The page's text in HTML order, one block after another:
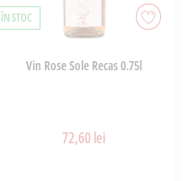
ÎN STOC
Vin Rose Sole Recas 0.75l
72,60 lei